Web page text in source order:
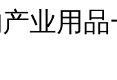
产业用